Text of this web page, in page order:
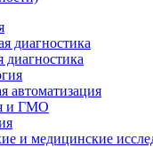
диагностика
диагностика
автоматизация
и ГМО
и медицинские